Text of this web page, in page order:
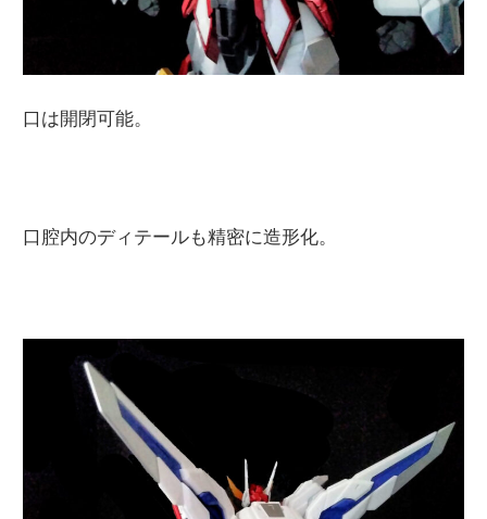
口は開閉可能。
口腔内のディテールも精密に造形化。